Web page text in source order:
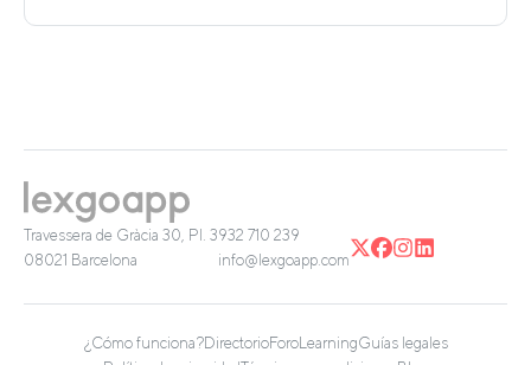
Travessera de Gràcia 30, Pl. 3
08021 Barcelona
932 710 239
info@lexgoapp.com
¿Cómo funciona?DirectorioForoLearningGuías legales